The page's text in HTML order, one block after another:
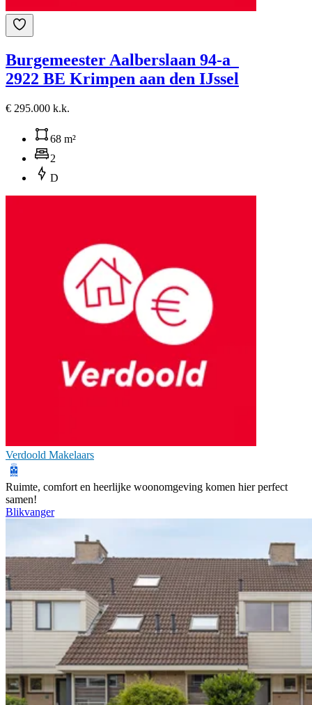
Burgemeester Aalberslaan 94-a
2922 BE Krimpen aan den IJssel
€ 295.000 k.k.
68 m²
2
D
Verdoold Makelaars
Ruimte, comfort en heerlijke woonomgeving komen hier perfect
samen!
Blikvanger